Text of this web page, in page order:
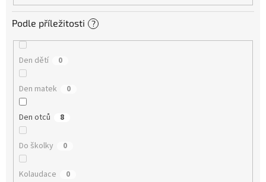
Podle příležitosti ?
Den dětí 0
Den matek 0
Den otců 8
Do školky 0
Kolaudace 0